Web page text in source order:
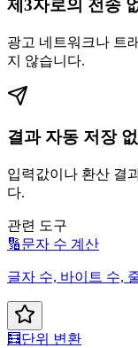
제3자로의 전송
광고 네트워크나 트
지 않습니다.
결과 자동 저장
입력값이나 환산 결
다.
관련 도구
🔢문자 수 계산
글자 수, 바이트 수,
🧮단위 변환